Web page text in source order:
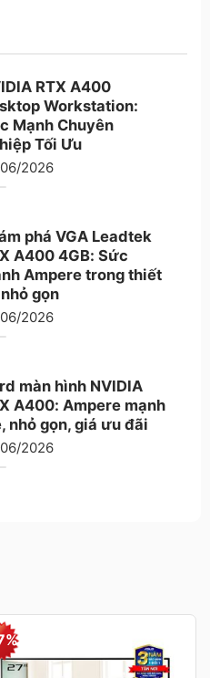
RTX A400
Workstation:
Mạnh Chuyên
Tối Ưu
2026
phá VGA Leadtek
A400 4GB: Sức
Ampere trong thiết
gọn
2026
màn hình NVIDIA
A400: Ampere mạnh
nhỏ gọn, giá ưu đãi
2026